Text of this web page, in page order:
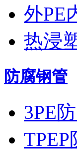
外PE
热浸
防腐钢管
3PE